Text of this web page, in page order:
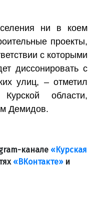
ни в коем
проекты,
с которыми
диссонировать с
улиц, – отметил
Курской области,
Демидов.
канале «Курская
«ВКонтакте»и